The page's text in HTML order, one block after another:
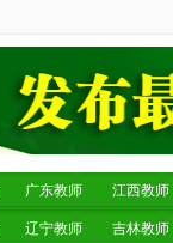
广东教师 江西教师
辽宁教师 吉林教师